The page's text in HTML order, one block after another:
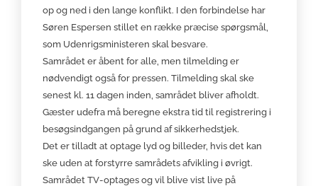
op og ned i den lange konflikt. I den forbindelse har
Søren Espersen stillet en række præcise spørgsmål,
som Udenrigsministeren skal besvare.
Samrådet er åbent for alle, men tilmelding er
nødvendigt også for pressen. Tilmelding skal ske
senest kl. 11 dagen inden, samrådet bliver afholdt.
Gæster udefra må beregne ekstra tid til registrering i
besøgsindgangen på grund af sikkerhedstjek.
Det er tilladt at optage lyd og billeder, hvis det kan
ske uden at forstyrre samrådets afvikling i øvrigt.
Samrådet TV-optages og vil blive vist live på